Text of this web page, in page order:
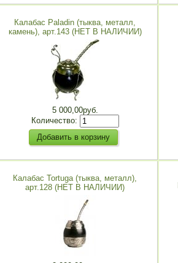
Калабас Paladin (тыква, металл,
камень), арт.143 (НЕТ В НАЛИЧИИ)
5 000,00руб.
Количество:
Калабас Tortuga (тыква, металл),
арт.128 (НЕТ В НАЛИЧИИ)